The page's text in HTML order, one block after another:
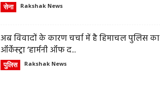
सेना Rakshak News
अब विवादों के कारण चर्चा में है हिमाचल पुलिस का
ऑर्केस्ट्रा ‘हार्मनी ऑफ द...
पुलिस Rakshak News